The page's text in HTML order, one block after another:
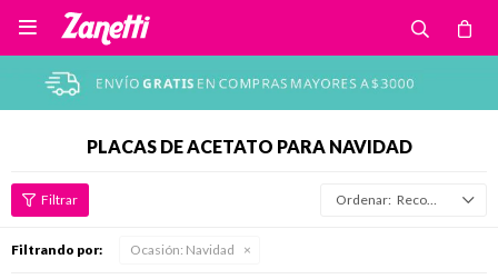

PLACAS DE ACETATO PARA NAVIDAD
Recomendados
Filtrando por: Ocasión: Navidad